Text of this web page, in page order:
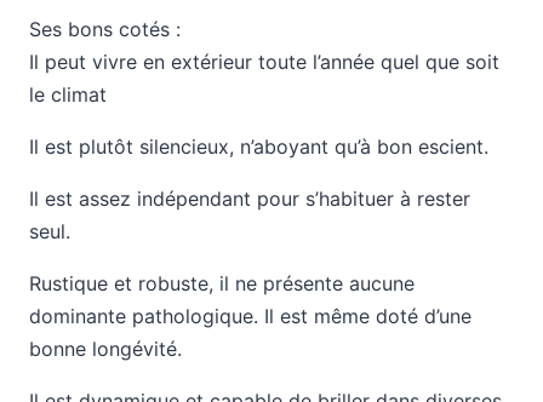
Ses bons cotés :
Il peut vivre en extérieur toute l’année quel que soit
le climat
Il est plutôt silencieux, n’aboyant qu’à bon escient.
Il est assez indépendant pour s’habituer à rester
seul.
Rustique et robuste, il ne présente aucune
dominante pathologique. Il est même doté d’une
bonne longévité.